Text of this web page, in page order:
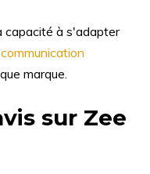
capacité à s'adapter
communication
marque.
sur Zee